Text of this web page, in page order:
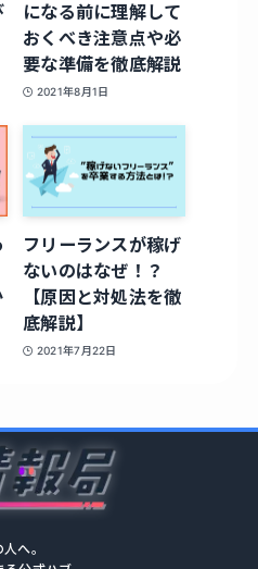
になる前に理解して
おくべき注意点や必
要な準備を徹底解説
2021年8月1日
フリーランスが稼げ
ないのはなぜ！？
【原因と対処法を徹
底解説】
2021年7月22日
へ。